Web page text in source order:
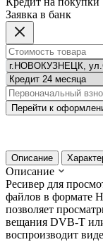
Заявка в банк
Перейти к
Описание
Описание
Ресивер для
файлов в формате
позволяет
вещания DVB-T
воспроизводит